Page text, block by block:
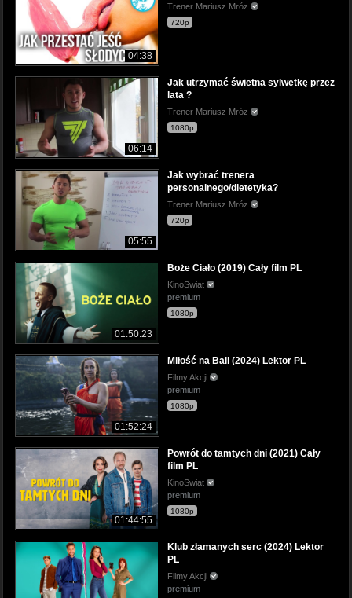
04:38
Trener Mariusz Mróz
720p
06:14
Jak utrzymać świetna sylwetkę przez
lata ?
Trener Mariusz Mróz
1080p
05:55
Jak wybrać trenera
personalnego/dietetyka?
Trener Mariusz Mróz
720p
01:50:23
Boże Ciało (2019) Cały film PL
KinoSwiat
premium
1080p
01:52:24
Miłość na Bali (2024) Lektor PL
Filmy Akcji
premium
1080p
01:44:55
Powrót do tamtych dni (2021) Cały
film PL
KinoSwiat
premium
1080p
Klub złamanych serc (2024) Lektor
PL
Filmy Akcji
premium